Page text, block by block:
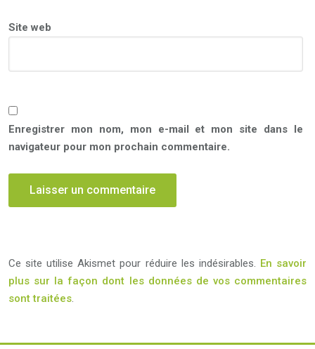
Site web
Enregistrer mon nom, mon e-mail et mon site dans le
navigateur pour mon prochain commentaire.
Ce site utilise Akismet pour réduire les indésirables. En savoir
plus sur la façon dont les données de vos commentaires
sont traitées